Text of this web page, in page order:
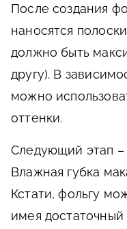
После создания
наносятся
должно быть
другу). В
можно
оттенки.
Следующий этап –
Влажная губка
Кстати, фольгу
имея